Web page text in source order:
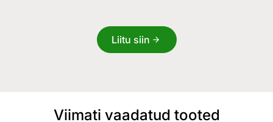
Liitu siin
Viimati vaadatud tooted